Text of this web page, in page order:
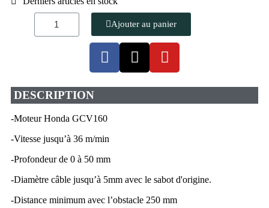
Ajouter au panier
DESCRIPTION
-Moteur Honda GCV160
-Vitesse jusqu’à 36 m/min
-Profondeur de 0 à 50 mm
-Diamètre câble jusqu’à 5mm avec le sabot d'origine.
-Distance minimum avec l’obstacle 250 mm